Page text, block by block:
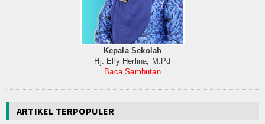
Kepala Sekolah
Hj. Elly Herlina, M.Pd
Baca Sambutan
ARTIKEL TERPOPULER